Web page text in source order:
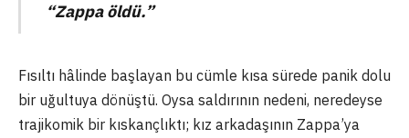
“Zappa öldü.”
Fısıltı hâlinde başlayan bu cümle kısa sürede panik dolu
bir uğultuya dönüştü. Oysa saldırının nedeni, neredeyse
trajikomik bir kıskançlıktı; kız arkadaşının Zappa’ya